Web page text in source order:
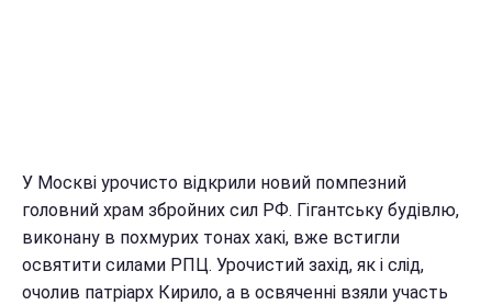
У Москві урочисто відкрили новий помпезний
головний храм збройних сил РФ. Гігантську будівлю,
виконану в похмурих тонах хакі, вже встигли
освятити силами РПЦ. Урочистий захід, як і слід,
очолив патріарх Кирило, а в освяченні взяли участь